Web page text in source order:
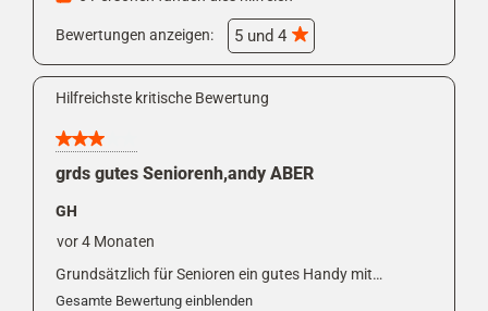
Bewertungen anzeigen: 5 und 4
Hilfreichste kritische Bewertung
3 von 5 Sternen.
grds gutes Seniorenh,andy ABER
GH
vor 4 Monaten
Grundsätzlich für Senioren ein gutes Handy mit
Notruftaste und einfacher Bedienung. Leider ist die
Gesamte Bewertung einblenden